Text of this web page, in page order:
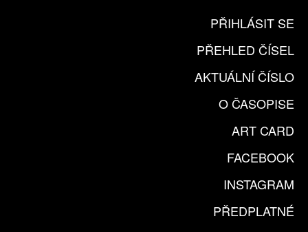
PŘIHLÁSIT SE
PŘEHLED ČÍSEL
AKTUÁLNÍ ČÍSLO
O ČASOPISE
ART CARD
FACEBOOK
INSTAGRAM
PŘEDPLATNÉ